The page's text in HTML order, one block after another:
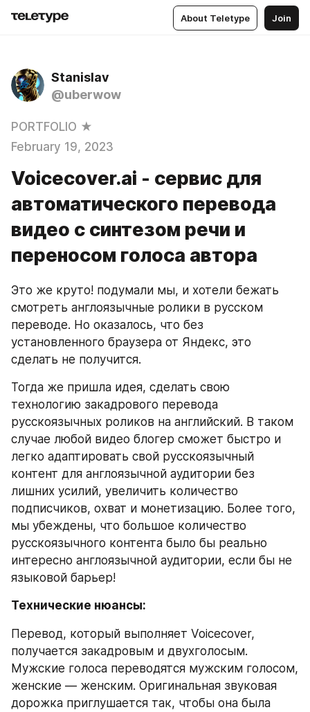
About Teletype Join
Stanislav
@uberwow
PORTFOLIO ★
February 19, 2023
Voicecover.ai - сервис для
автоматического перевода
видео с синтезом речи и
переносом голоса автора
Это же круто! подумали мы, и хотели бежать
смотреть англоязычные ролики в русском
переводе. Но оказалось, что без
установленного браузера от Яндекс, это
сделать не получится.
Тогда же пришла идея, сделать свою
технологию закадрового перевода
русскоязычных роликов на английский. В таком
случае любой видео блогер сможет быстро и
легко адаптировать свой русскоязычный
контент для англоязычной аудитории без
лишних усилий, увеличить количество
подписчиков, охват и монетизацию. Более того,
мы убеждены, что большое количество
русскоязычного контента было бы реально
интересно англоязычной аудитории, если бы не
языковой барьер!
Технические нюансы:
Перевод, который выполняет Voicecover,
получается закадровым и двухголосым.
Мужские голоса переводятся мужским голосом,
женские — женским. Оригинальная звуковая
дорожка приглушается так, чтобы она была